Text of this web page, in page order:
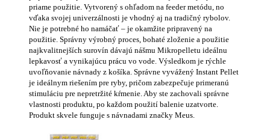
priame použitie. Vytvorený s ohľadom na feeder metódu, no
vďaka svojej univerzálnosti je vhodný aj na tradičný rybolov.
Nie je potrebné ho namáčať – je okamžite pripravený na
použitie. Správny výrobný proces, bohaté zloženie a použitie
najkvalitnejších surovín dávajú nášmu Mikropelletu ideálnu
lepkavosť a vynikajúcu prácu vo vode. Výsledkom je rýchle
uvoľňovanie návnady z košíka. Správne vyvážený Instant Pellet
je ideálnym riešením pre ryby, pričom zabezpečuje primeranú
stimuláciu pre nepretržité kŕmenie. Aby ste zachovali správne
vlastnosti produktu, po každom použití balenie uzatvorte.
Produkt skvele funguje s návnadami značky Meus.